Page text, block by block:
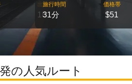
出発
18
旅行時間
31分
価格帯
$51
の人気ルート